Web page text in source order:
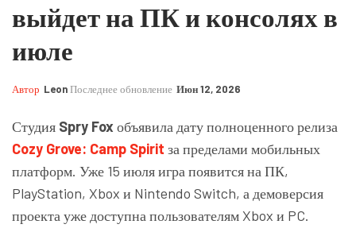
выйдет на ПК и консолях в
июле
Автор LeonПоследнее обновление Июн 12, 2026
Студия Spry Fox объявила дату полноценного релиза
Cozy Grove: Camp Spirit за пределами мобильных
платформ. Уже 15 июля игра появится на ПК,
PlayStation, Xbox и Nintendo Switch, а демоверсия
проекта уже доступна пользователям Xbox и PC.